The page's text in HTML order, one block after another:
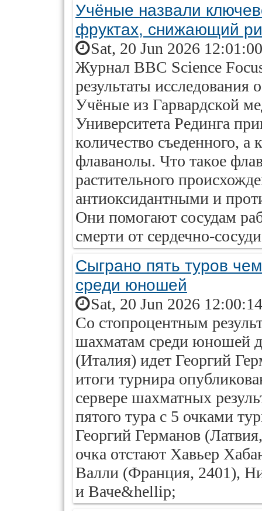
Учёные назвали
фруктах, снижающий
Sat, 20 Jun 2026
Журнал BBC Science
результаты
Учёные из Гарвардской
Университета Рединга
количество съеденного,
флаванолы. Что такое
растительного
антиоксидантными и
Они помогают сосудам
смерти от сердечно-
Сыграно пять туров
среди юношей
Sat, 20 Jun 2026
Со стопроцентным
шахматам среди юношей
(Италия) идет Георгий
итоги турнира
сервере шахматных
пятого тура с 5 очками
Георгий Германов
очка отстают Хавьер
Валли (Франция, 2401),
и Ваче&hellip;